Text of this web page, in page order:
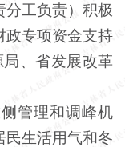
分工负责）积极
政专项资金支持
、省发展改革
管理和调峰机
民生活用气和冬